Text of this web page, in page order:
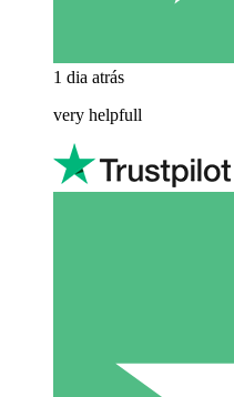
1 dia atrás
very helpfull